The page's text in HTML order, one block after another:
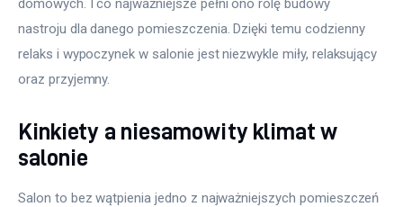
domowych. I co najważniejsze pełni ono rolę budowy
nastroju dla danego pomieszczenia. Dzięki temu codzienny
relaks i wypoczynek w salonie jest niezwykle miły, relaksujący
oraz przyjemny.
Kinkiety a niesamowity klimat w
salonie
Salon to bez wątpienia jedno z najważniejszych pomieszczeń